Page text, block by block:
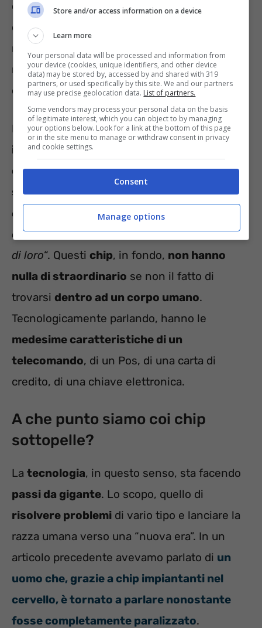
o come unacarta di credito contactless
quando invece di sfoderare uno di questi
metodi di pagamento
ristorante con lemani, (o altra parte del
corpo) ovviamente suscitastupore.
Ma non è tutto:grazie alla moltitudine di
impianti, riesce ad
chiavi, e a gestire qualsiasi cosa dotata di un
sensore. Secondo lui, “La tecnologia
continua a evolversi, quindi continuo a
collezionarne di più . Non vorrei vivere senza
di loro“. Questi chip, in fondo, non hanno
nulla di straordinario se non il fatto di
trovarsi dentro ad un corpo umano.
Tecnologicamente parlando, hanno le
medesime caratteristiche di un
telecomando, di un Pos, di una carta di
credito, di una chiave elettronica.
A che punto siamo coi chip
sottopelle?
La tecnologia, in questo senso, sta facendo
passi da gigante. Lo scopo, quello di
risolvere problemi di vario tipo e lanciare la
razza umana verso una “nuova era”. In un
articolo precedente avevamo parlato di un
uomo che, grazie a chip impiantanti nel
cervello, è tornato a parlare nonostante
fosse completamente paralizzato.
Store and/or access information on a device
Learn more
Your personal data will be processed and information from
your device (cookies, unique identifiers, and other device
data) may be stored by, accessed by and shared with 319
partners, or used specifically by this site. We and our partners
may use precise geolocation data. List of partners.
Some vendors may process your personal data on the basis
of legitimate interest, which you can object to by managing
your options below. Look for a link at the bottom of this page
or in the site menu to manage or withdraw consent in privacy
and cookie settings.
Consent
Manage options